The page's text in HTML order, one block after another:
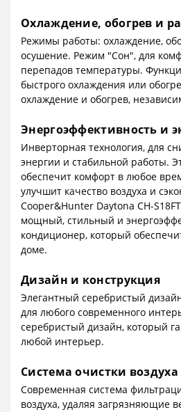
Охлаждение, обогрев и
Режимы работы: охлаждение,
осушение. Режим "Сон", для
перепадов температуры.
быстрого охлаждения или
охлаждение и обогрев,
Энергоэффективность и
Инверторная технология, для
энергии и стабильной работы.
обеспечит комфорт в любое
улучшит качество воздуха и
Cooper&Hunter Daytona CH-
мощный, стильный и
кондиционер, который
доме.
Дизайн и конструкция
Элегантный серебристый
для любого современного
серебристый дизайн, который
любой интерьер.
Система очистки воздуха
Современная система
воздуха, удаляя загрязняющие